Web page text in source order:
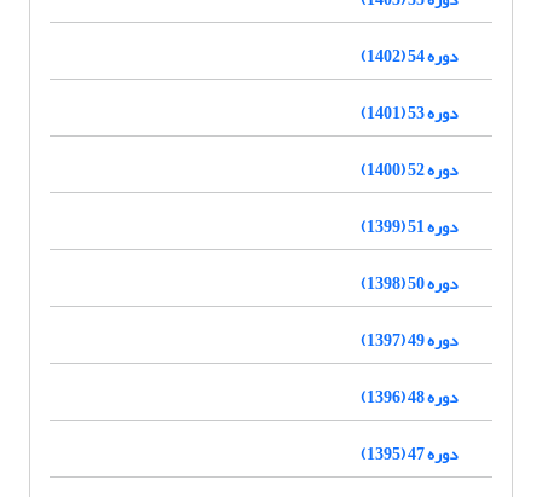
دوره 54 (1402)
دوره 53 (1401)
دوره 52 (1400)
دوره 51 (1399)
دوره 50 (1398)
دوره 49 (1397)
دوره 48 (1396)
دوره 47 (1395)